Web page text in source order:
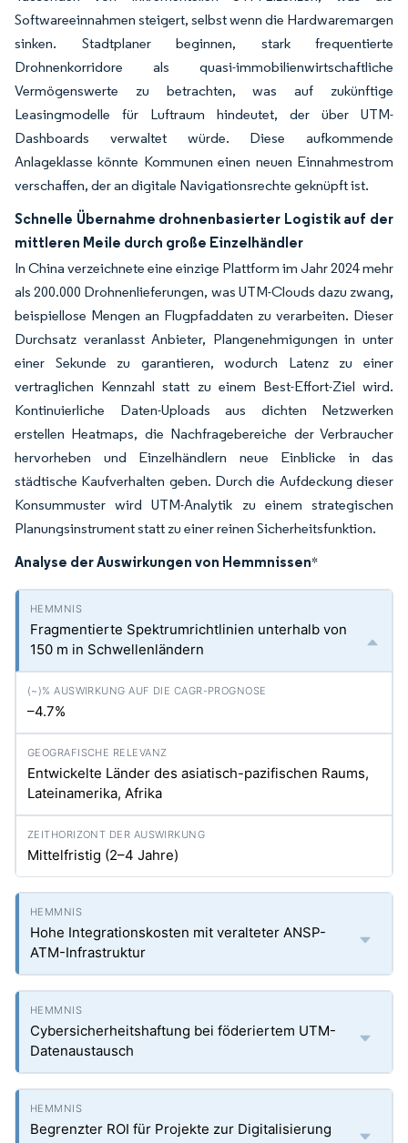
Softwareeinnahmen steigert, selbst wenn die Hardwaremargen
sinken. Stadtplaner beginnen, stark frequentierte
Drohnenkorridore als quasi-immobilienwirtschaftliche
Vermögenswerte zu betrachten, was auf zukünftige
Leasingmodelle für Luftraum hindeutet, der über UTM-
Dashboards verwaltet würde. Diese aufkommende
Anlageklasse könnte Kommunen einen neuen Einnahmestrom
verschaffen, der an digitale Navigationsrechte geknüpft ist.
Schnelle Übernahme drohnenbasierter Logistik auf der
mittleren Meile durch große Einzelhändler
In China verzeichnete eine einzige Plattform im Jahr 2024 mehr
als 200.000 Drohnenlieferungen, was UTM-Clouds dazu zwang,
beispiellose Mengen an Flugpfaddaten zu verarbeiten. Dieser
Durchsatz veranlasst Anbieter, Plangenehmigungen in unter
einer Sekunde zu garantieren, wodurch Latenz zu einer
vertraglichen Kennzahl statt zu einem Best-Effort-Ziel wird.
Kontinuierliche Daten-Uploads aus dichten Netzwerken
erstellen Heatmaps, die Nachfragebereiche der Verbraucher
hervorheben und Einzelhändlern neue Einblicke in das
städtische Kaufverhalten geben. Durch die Aufdeckung dieser
Konsummuster wird UTM-Analytik zu einem strategischen
Planungsinstrument statt zu einer reinen Sicherheitsfunktion.
Analyse der Auswirkungen von Hemmnissen*
Fragmentierte Spektrumrichtlinien unterhalb von
150 m in Schwellenländern
–4.7%
Entwickelte Länder des asiatisch-pazifischen Raums,
Lateinamerika, Afrika
Mittelfristig (2–4 Jahre)
Hohe Integrationskosten mit veralteter ANSP-
ATM-Infrastruktur
Cybersicherheitshaftung bei föderiertem UTM-
Datenaustausch
Begrenzter ROI für Projekte zur Digitalisierung